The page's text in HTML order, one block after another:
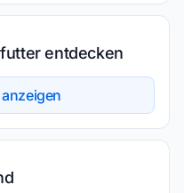
entdecken